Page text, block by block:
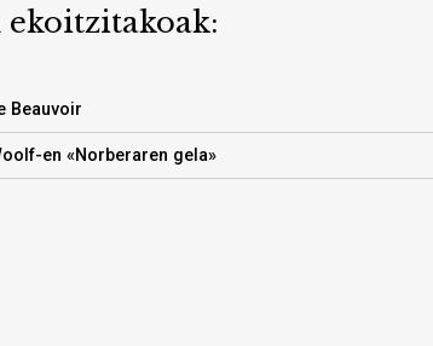
ekoitzitakoak:
Beauvoir
en «Norberaren gela»